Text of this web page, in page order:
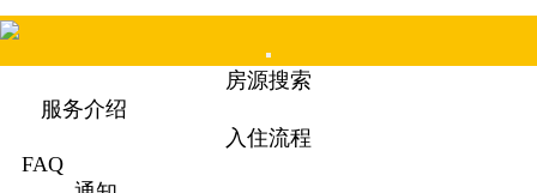
Mobile
Menu
房源搜索
服务介绍
入住流程
FAQ